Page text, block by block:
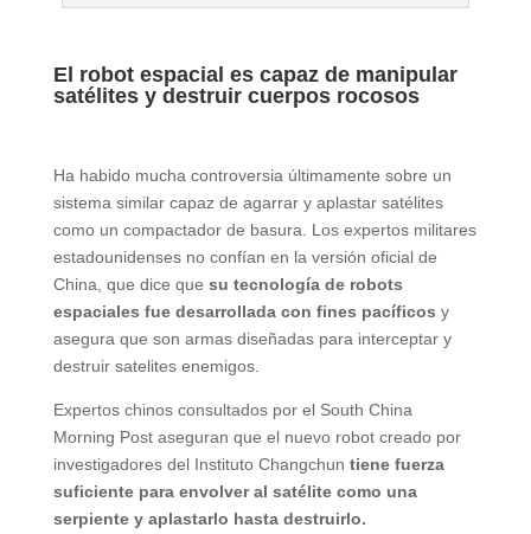
El robot espacial es capaz de manipular
satélites y destruir cuerpos rocosos
Ha habido mucha controversia últimamente sobre un
sistema similar capaz de agarrar y aplastar satélites
como un compactador de basura. Los expertos militares
estadounidenses no confían en la versión oficial de
China, que dice que su tecnologíade robots
espaciales fue desarrollada con fines pacíficos y
asegura que son armas diseñadas para interceptar y
destruir satelites enemigos.
Expertos chinos consultados por el South China
Morning Post aseguran que el nuevo robot creado por
investigadores del Instituto Changchun tiene fuerza
suficiente para envolver al satélite como una
serpiente y aplastarlo hasta destruirlo.